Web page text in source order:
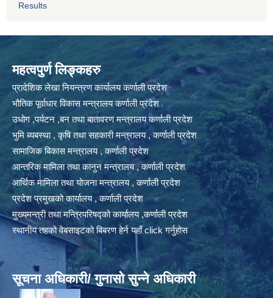
Results
महत्वपुर्ण लिङ्कहरु
प्रादेशिक लेखा नियन्त्रण कार्यालय कर्णाली प्रदेश
भौतिक पूर्वाधार विकास मन्त्रालय कर्णाली प्रदेश
उधोग ,पर्यटन ,बन तथा बातावरण मन्त्रालय कर्णाली प्रदेश
भुमि ब्यबस्था , कृषि तथा सहकारी मन्त्रालय , कर्णाली प्रदेश
सामाजिक बिकास मन्त्रालय , कर्णाली प्रदेश
आन्तरिक मामिला तथा कानुन मन्त्रालय , कर्णाली प्रदेश
आर्थिक मामिला तथा योजना मन्त्रालय , कर्णाली प्रदेश
प्रदेश प्रमुखको कार्यालय , कर्णाली प्रदेश
मुख्यमन्त्री तथा मन्त्रिपरिषद्को कार्यालय ,कर्णाली प्रदेश
स्थानीय तहको वेबसाइटको बिबरण हेर्न यहाँ click गर्नुहोस
सूचना अधिकारी/ गुनासो सुन्ने अधिकारी